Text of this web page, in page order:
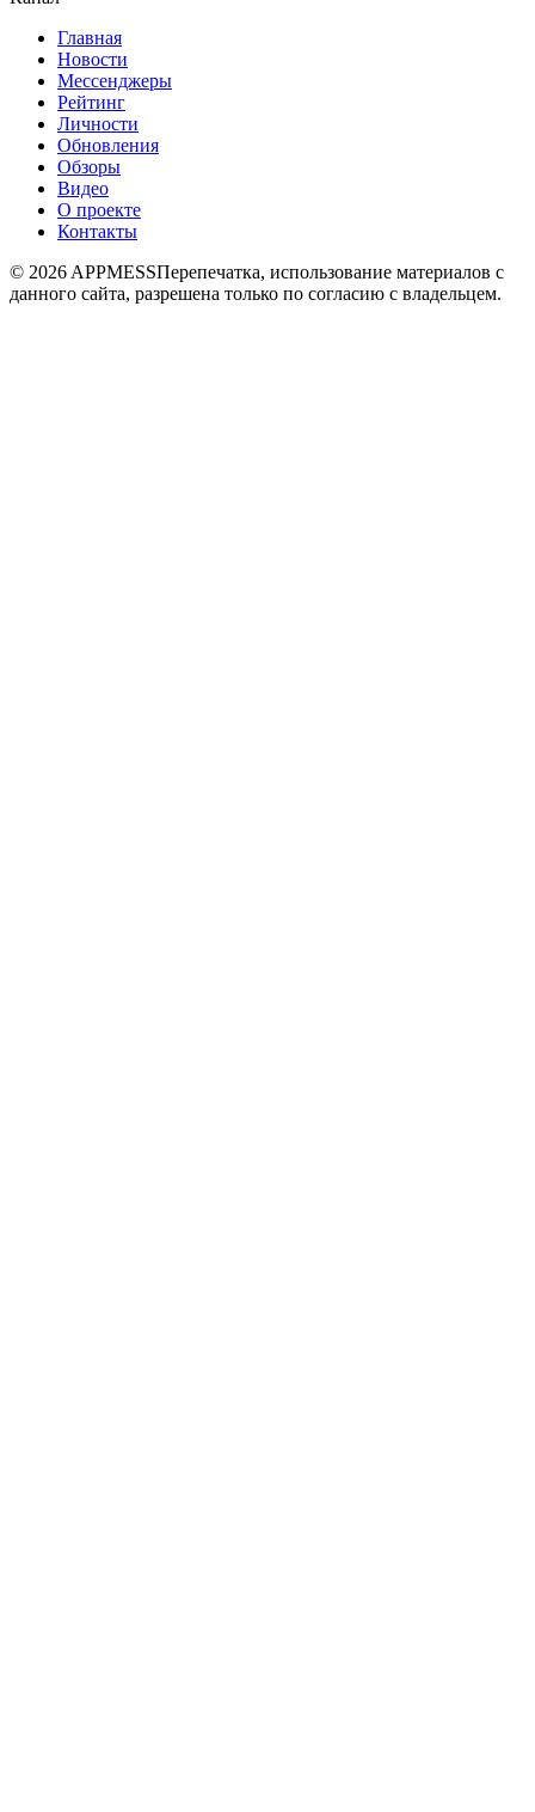
Главная
Новости
Мессенджеры
Рейтинг
Личности
Обновления
Обзоры
Видео
О проекте
Контакты
© 2026 APPMESSПерепечатка, использование материалов с
данного сайта, разрешена только по согласию с владельцем.